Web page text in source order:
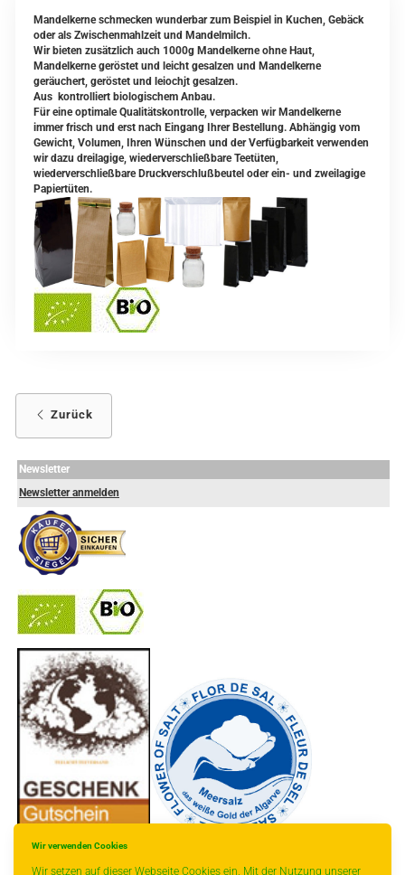
Wir verwenden Cookies
Wir setzen auf dieser Webseite Cookies ein. Mit der Nutzung unserer
Mandelkerne schmecken wunderbar zum Beispiel in Kuchen, Gebäck
oder als Zwischenmahlzeit und Mandelmilch.
Wir bieten zusätzlich auch 1000g Mandelkerne ohne Haut,
Mandelkerne geröstet und leicht gesalzen und Mandelkerne
geräuchert, geröstet und leiochjt gesalzen.
Aus kontrolliert biologischem Anbau.
Für eine optimale Qualitätskontrolle, verpacken wir Mandelkerne
immer frisch und erst nach Eingang Ihrer Bestellung. Abhängig vom
Gewicht, Volumen, Ihren Wünschen und der Verfügbarkeit verwenden
wir dazu dreilagige, wiederverschließbare Teetüten,
wiederverschließbare Druckverschlußbeutel oder ein- und zweilagige
Papiertüten.
Zurück
Newsletter
Newsletter anmelden